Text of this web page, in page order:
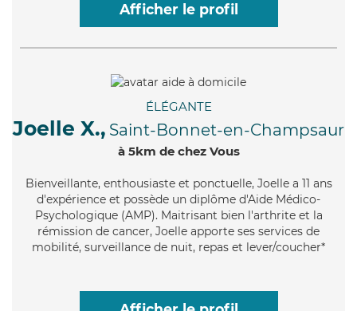
Afficher le profil
ÉLÉGANTE
Joelle X., Saint-Bonnet-en-Champsaur
à 5km de chez Vous
Bienveillante, enthousiaste et ponctuelle, Joelle a 11 ans
d'expérience et possède un diplôme d'Aide Médico-
Psychologique (AMP). Maitrisant bien l'arthrite et la
rémission de cancer, Joelle apporte ses services de
mobilité, surveillance de nuit, repas et lever/coucher*